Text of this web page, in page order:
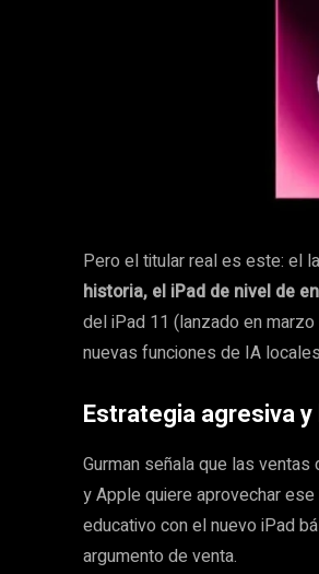
Pero el titular real es este: el
historia, el iPad de nivel de
del iPad 11 (lanzado en
nuevas funciones de IA
Estrategia agresiva
Gurman señala que las
y Apple quiere aprovechar
educativo con el nuevo iPad
argumento de venta.